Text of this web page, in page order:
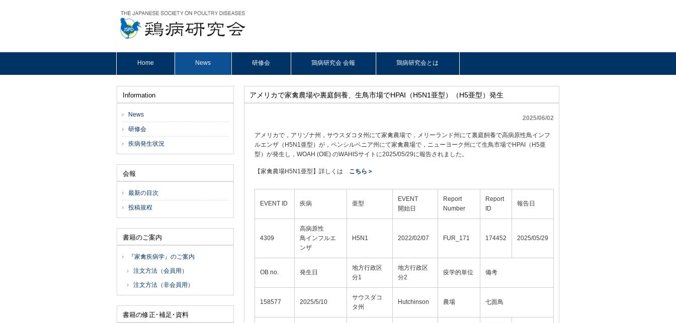
Home News 研修会 鶏病研究会 会報 鶏病研究会とは
アメリカで家禽農場や裏庭飼養、生鳥市場でHPAI（H5N1亜型）（H5亜型）発生
2025/06/02
アメリカで，アリゾナ州，サウスダコタ州にて家禽農場で，メリーランド州にて裏庭飼養で高病原性鳥インフ
ルエンザ（H5N1亜型）が，ペンシルベニア州にて家禽農場で，ニューヨーク州にて生鳥市場でHPAI（H5亜
型）が発生し，WOAH (OIE) のWAHISサイトに2025/05/29に報告されました。
【家禽農場H5N1亜型】詳しくは こちら＞
EVENT ID 疾病 亜型
EVENT
開始日
Report
Number
Report
ID
報告日
4309
高病原性
鳥インフルエ
ンザ
H5N1 2022/02/07 FUR_171 174452 2025/05/29
OB no. 発生日
地方行政区
分1
地方行政区
分2
疫学的単位 備考
158577 2025/5/10
サウスダコ
タ州
Hutchinson 農場 七面鳥
Information
News
研修会
疾病発生状況
会報
最新の目次
投稿規程
書籍のご案内
『家禽疾病学』のご案内
注文方法（会員用）
注文方法（非会員用）
書籍の修正･補足･資料